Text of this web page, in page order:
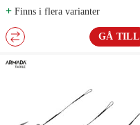
+ Finns i flera varianter
GÅ TILL